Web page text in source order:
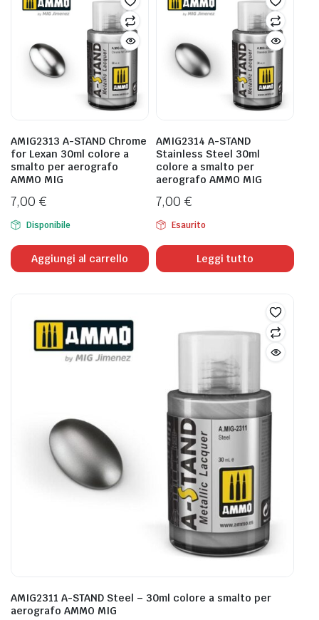
AMIG2313 A-STAND Chrome
for Lexan 30ml colore a
smalto per aerografo
AMMO MIG
7,00 €
Disponibile
Aggiungi al carrello
AMIG2314 A-STAND
Stainless Steel 30ml
colore a smalto per
aerografo AMMO MIG
7,00 €
Esaurito
Leggi tutto
AMIG2311 A-STAND Steel – 30ml colore a smalto per
aerografo AMMO MIG